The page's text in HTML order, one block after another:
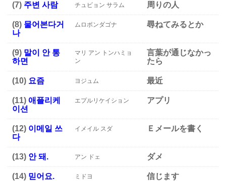
(7) 주변 사람 チュビョン サラム 周りの人
(8) 물어본다거
나
ムロボンダゴナ 尋ねてみるとか
(9) 말이 안 통
하면
マリ アン トンハミョ
ン
言葉が通じなかっ
たら
(10) 요즘 ヨジュム 最近
(11) 애플리케
이션
エプルリケイション アプリ
(12) 이메일 쓰
다
イメイル スダ Ｅメールを書く
(13) 안 돼. アン ドェ ダメ
(14) 믿어요. ミドヨ 信じます